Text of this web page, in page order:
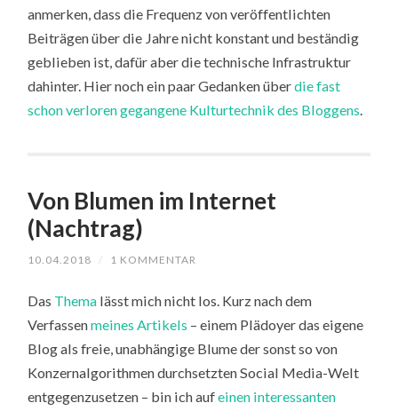
anmerken, dass die Frequenz von veröffentlichten
Beiträgen über die Jahre nicht konstant und beständig
geblieben ist, dafür aber die technische Infrastruktur
dahinter. Hier noch ein paar Gedanken überdie fast
schon verloren gegangene Kulturtechnik des Bloggens.
Von Blumen im Internet
(Nachtrag)
10.04.2018 / 1 KOMMENTAR
Das Thema lässt mich nicht los. Kurz nach dem
Verfassenmeines Artikels – einem Plädoyer das eigene
Blog als freie, unabhängige Blume der sonst so von
Konzernalgorithmen durchsetzten Social Media-Welt
entgegenzusetzen – bin ich aufeinen interessanten